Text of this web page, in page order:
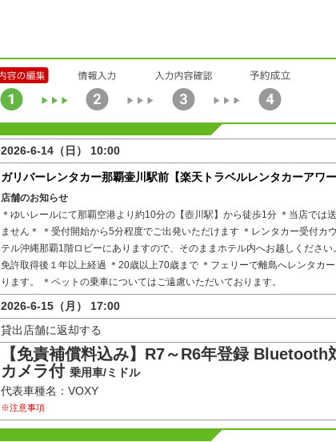
2026-6-14（日） 10:00
ガリバーレンタカー那覇壷川駅前【楽天トラベルレンタカーアワー
店舗のお知らせ
＊ゆいレールにて那覇空港より約10分の【壺川駅】から徒歩1分 ＊当店では
ません＊ ＊受付開始から5分程度でご出発いただけます ＊レンタカー受付カ
テル沖縄那覇1階ロビーにありますので、そのままホテル内へお越しください
免許取得後１年以上経過 ＊20歳以上70歳まで ＊フェリーで離島へレンタカ
ります。 ＊ペットの乗車についてはご遠慮いただいております。
2026-6-15（月） 17:00
貸出店舗に返却する
【免責補償料込み】R7～R6年登録 Bluetooth
カメラ付 乗用車/ミドル
代表車種名：VOXY
※注意事項